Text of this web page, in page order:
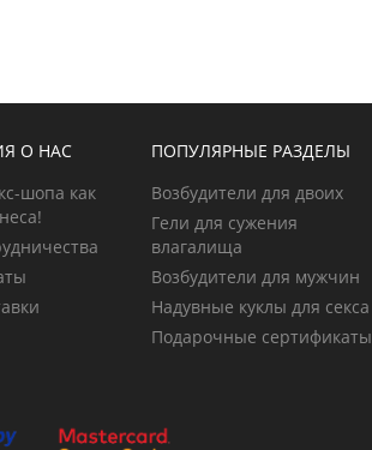
О НАС
шопа как
ПОПУЛЯРНЫЕ РАЗДЕЛЫ
Возбудители для двоих
Гели для сужения
влагалища
Возбудители для мужчин
Надувные куклы для секса
Подарочные сертификаты